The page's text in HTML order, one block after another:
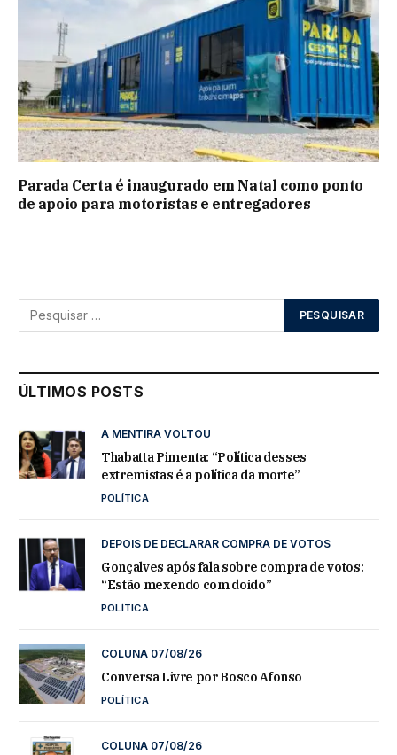
Parada Certa é inaugurado em Natal como ponto
de apoio para motoristas e entregadores
ÚLTIMOS POSTS
A MENTIRA VOLTOU
Thabatta Pimenta: “Política desses
extremistas é a política da morte”
POLÍTICA
DEPOIS DE DECLARAR COMPRA DE VOTOS
Gonçalves após fala sobre compra de votos:
“Estão mexendo com doido”
POLÍTICA
COLUNA 07/08/26
Conversa Livre por Bosco Afonso
POLÍTICA
COLUNA 07/08/26